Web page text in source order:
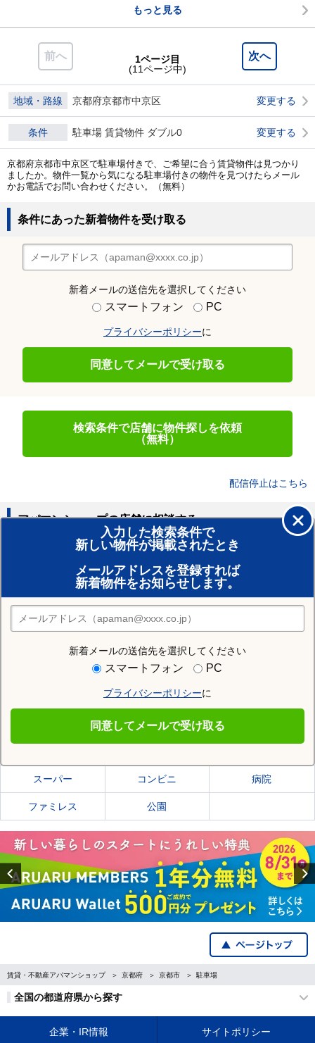
もっと見る
前へ 次へ
1ページ目
(11ページ中)
地域・路線 京都府京都市中京区 変更する
条件 駐車場 賃貸物件 ダブル0 変更する
京都府京都市中京区で駐車場付きで、ご希望に合う賃貸物件は見つかり
ましたか。物件一覧から気になる駐車場付きの物件を見つけたらメール
かお電話でお問い合わせください。（無料）
条件にあった新着物件を受け取る
新着メールの送信先を選択してください
スマートフォン PC
プライバシーポリシーに
同意してメールで受け取る
検索条件で店舗に物件探しを依頼
（無料）
配信停止はこちら
入力した検索条件で
新しい物件が掲載されたとき
メールアドレスを登録すれば
新着物件をお知らせします。
新着メールの送信先を選択してください
スマートフォン PC
プライバシーポリシーに
同意してメールで受け取る
アパマンショップの店舗に相談する
賃貸のプロがお部屋探し！
おまかせ物件リクエスト
住みたい街の店舗を探す
店舗検索
住む街研究所で京都市中京区の情報を見る
京都市中京区の施設一覧
スーパー コンビニ 病院
ファミレス 公園
Previous
賃貸・不動産アパマンショップ 京都府 京都市 駐車場
全国の都道府県から探す
企業・IR情報 サイトポリシー